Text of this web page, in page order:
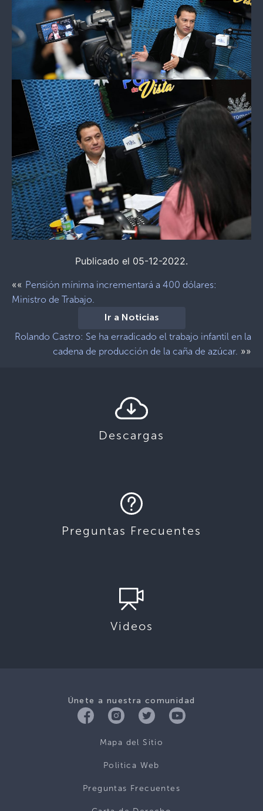
Publicado el 05-12-2022.
«« Pensión mínima incrementará a 400 dólares:
Ministro de Trabajo.
Ir a Noticias
Rolando Castro: Se ha erradicado el trabajo infantil en la
cadena de producción de la caña de azúcar. »»
Descargas
Preguntas Frecuentes
Videos
Únete a nuestra comunidad
Mapa del Sitio
Politica Web
Preguntas Frecuentes